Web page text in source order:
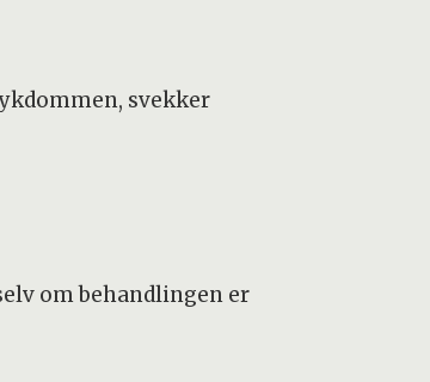
svekker
om behandlingen er